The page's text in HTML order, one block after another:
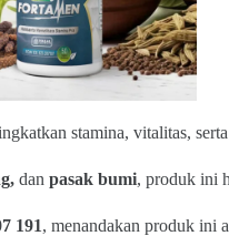
stamina, vitalitas,
dan pasak bumi, produk ini
191, menandakan produk ini